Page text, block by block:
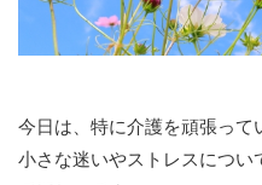
今日は、特に介護を頑張って
小さな迷いやストレスについ